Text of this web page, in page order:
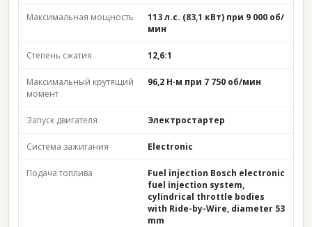
Максимальная мощность
113 л.с. (83,1 кВт) при 9 000 об/
мин
Степень сжатия 12,6:1
Максимальный крутящий
момент
96,2 Н·м при 7 750 об/мин
Запуск двигателя Электростартер
Система зажигания Electronic
Подача топлива
Fuel injection Bosch electronic
fuel injection system,
cylindrical throttle bodies
with Ride-by-Wire, diameter 53
mm